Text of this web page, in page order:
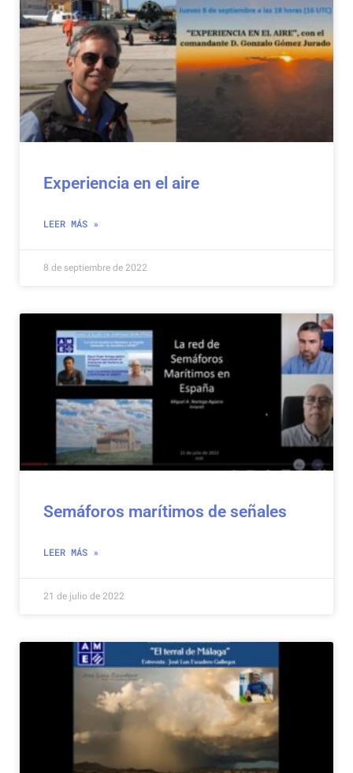
Experiencia en el aire
LEER MÁS »
8 de septiembre de 2022
Semáforos marítimos de señales
LEER MÁS »
21 de julio de 2022